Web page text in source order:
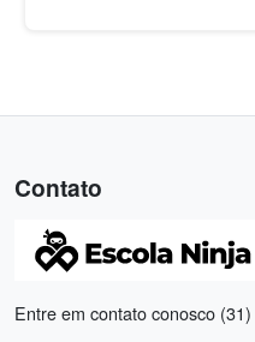
Contato
Entre em contato conosco